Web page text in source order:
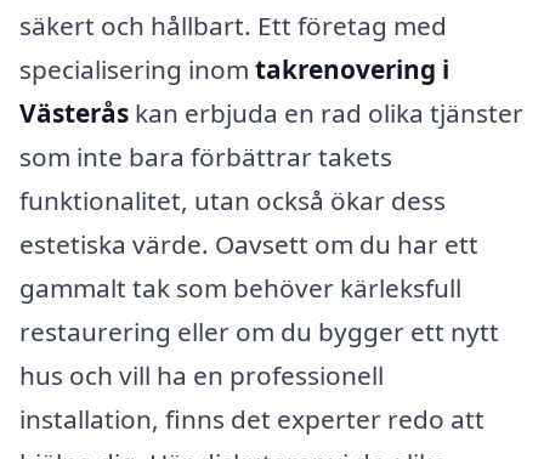
säkert och hållbart. Ett företag med
specialisering inom takrenovering i
Västerås kan erbjuda en rad olika tjänster
som inte bara förbättrar takets
funktionalitet, utan också ökar dess
estetiska värde. Oavsett om du har ett
gammalt tak som behöver kärleksfull
restaurering eller om du bygger ett nytt
hus och vill ha en professionell
installation, finns det experter redo att